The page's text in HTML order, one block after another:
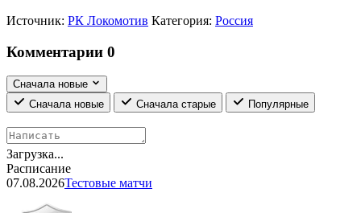
Источник: РК Локомотив Категория: Россия
Комментарии 0
Сначала новые
Сначала новые
Сначала старые Популярные
Загрузка...
Расписание
07.08.2026Тестовые матчи